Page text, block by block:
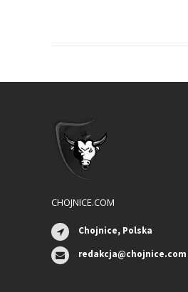
CHOJNICE.COM
Chojnice, Polska
redakcja@chojnice.com